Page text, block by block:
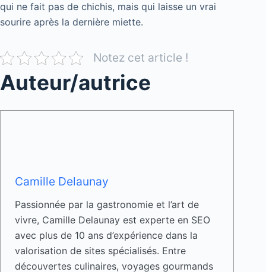
qui ne fait pas de chichis, mais qui laisse un vrai
sourire après la dernière miette.
Notez cet article !
Auteur/autrice
Camille Delaunay
Passionnée par la gastronomie et l’art de
vivre, Camille Delaunay est experte en SEO
avec plus de 10 ans d’expérience dans la
valorisation de sites spécialisés. Entre
découvertes culinaires, voyages gourmands